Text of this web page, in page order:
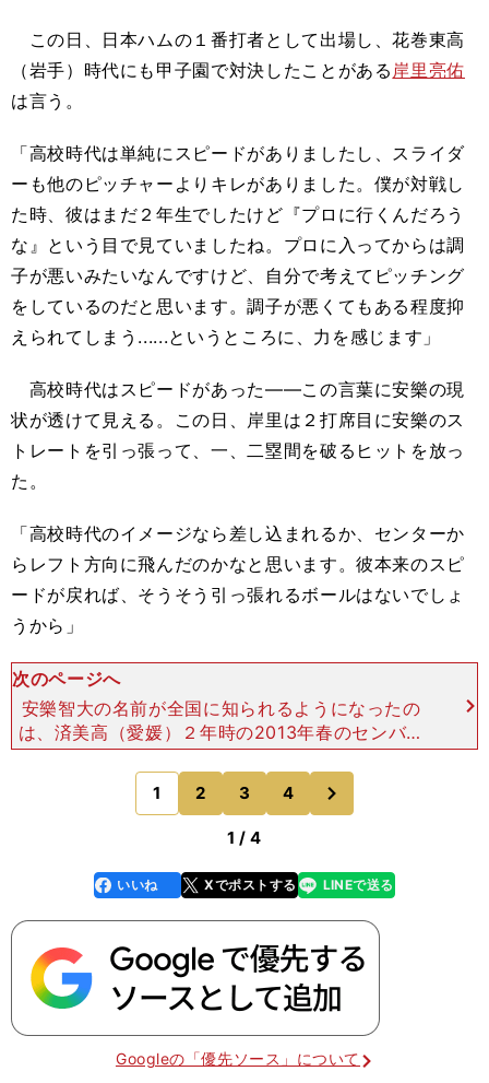
この日、日本ハムの１番打者として出場し、花巻東高
（岩手）時代にも甲子園で対決したことがある 岸里亮佑
は言う。
「高校時代は単純にスピードがありましたし、スライダ
ーも他のピッチャーよりキレがありました。僕が対戦し
た時、彼はまだ２年生でしたけど『プロに行くんだろう
な』という目で見ていましたね。プロに入ってからは調
子が悪いみたいなんですけど、自分で考えてピッチング
をしているのだと思います。調子が悪くてもある程度抑
えられてしまう......というところに、力を感じます」
高校時代はスピードがあった――この言葉に安樂の現
状が透けて見える。この日、岸里は２打席目に安樂のス
トレートを引っ張って、一、二塁間を破るヒットを放っ
た。
「高校時代のイメージなら差し込まれるか、センターか
らレフト方向に飛んだのかなと思います。彼本来のスピ
ードが戻れば、そうそう引っ張れるボールはないでしょ
うから」
次のページへ
安樂智大の名前が全国に知られるようになったの
は、済美高（愛媛）２年時の2013年春のセンバツ
だった。大会前の下馬評はさして高くなかった済美
高だが、快速球右腕・安樂の力投もあって準優勝と
躍進した。原動力
1 2 3 4
のページへ
1 / 4
faceboo
k
いいね Xでポストする
line LINEで送る
Googleの「優先ソース」について